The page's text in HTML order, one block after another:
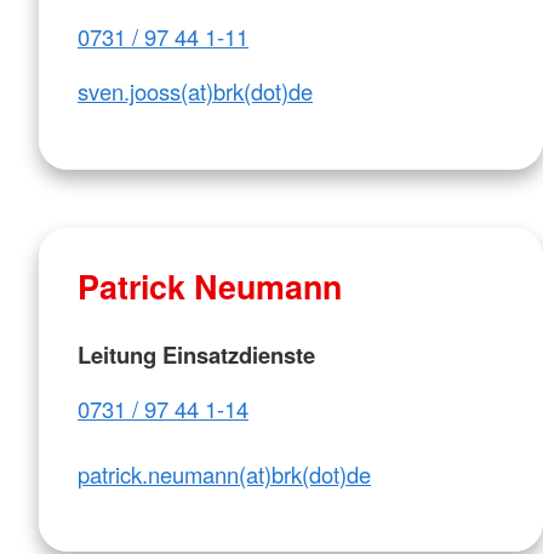
0731 / 97 44 1-11
sven.jooss(at)brk(dot)de
Patrick Neumann
Leitung Einsatzdienste
0731 / 97 44 1-14
patrick.neumann(at)brk(dot)de